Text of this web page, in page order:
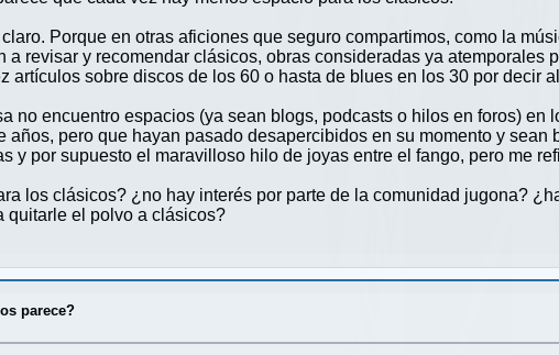
Porque en otras aficiones que seguro compartimos, como la
a revisar y recomendar clásicos, obras consideradas ya atemporales
artículos sobre discos de los 60 o hasta de blues en los 30 por decir
no encuentro espacios (ya sean blogs, podcasts o hilos en foros) en
años, pero que hayan pasado desapercibidos en su momento y sean
y por supuesto el maravilloso hilo de joyas entre el fango, pero me
los clásicos? ¿no hay interés por parte de la comunidad jugona?
quitarle el polvo a clásicos?
parece?